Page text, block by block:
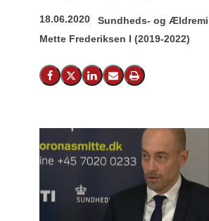
18.06.2020
Sundheds- og
Mette Frederiksen I (2019-2022)
Del på Facebook
Del på X (Twitter)
Del på LinkedIn
Send email
Print